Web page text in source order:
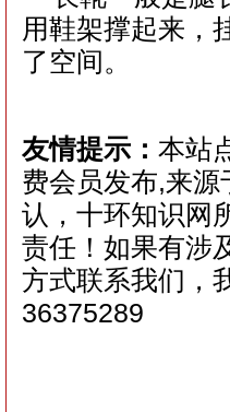
用鞋架撑起来，
了空间。
友情提示：本站
费会员发布,来
认，十环知识网
责任！如果有涉
方式联系我们，
36375289